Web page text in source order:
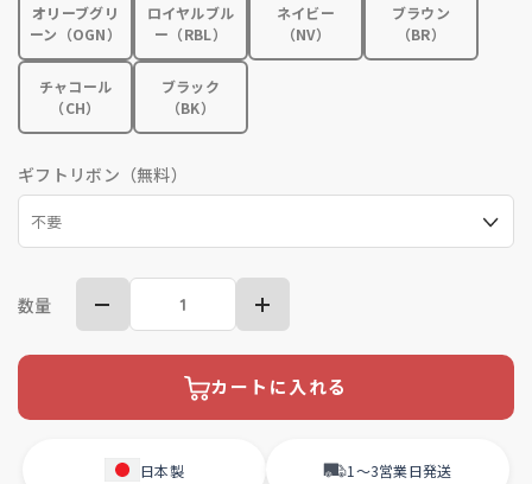
オリーブグリ
ーン（OGN）
ロイヤルブル
ー（RBL）
ネイビー
（NV）
ブラウン
（BR）
チャコール
（CH）
ブラック
（BK）
ギフトリボン（無料）
数量
カートに入れる
日本製 1〜3営業日発送